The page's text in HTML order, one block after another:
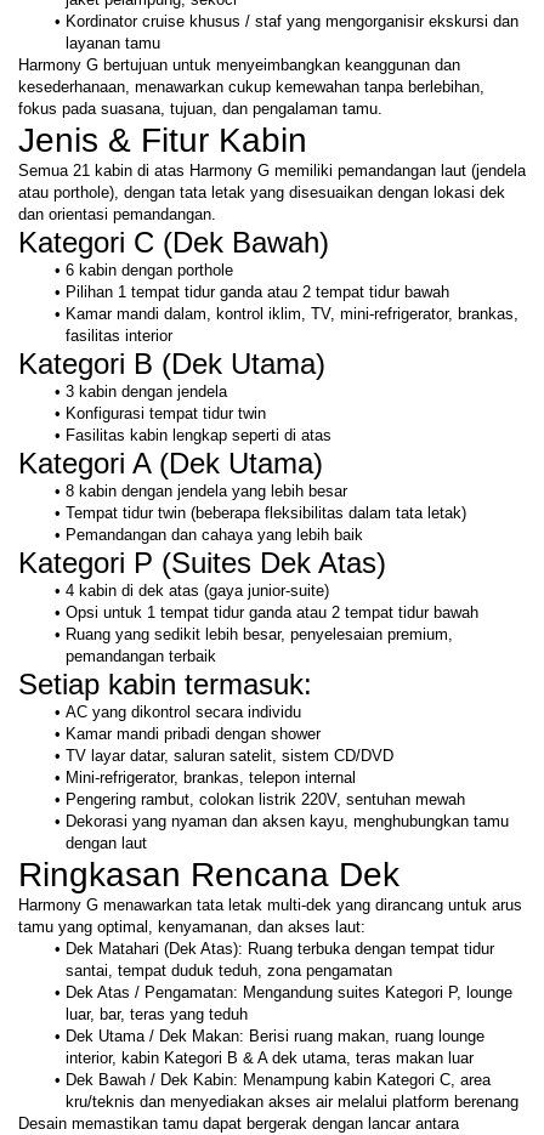
Kordinator cruise khusus / staf yang mengorganisir ekskursi dan
layanan tamu
Harmony G bertujuan untuk menyeimbangkan keanggunan dan
kesederhanaan, menawarkan cukup kemewahan tanpa berlebihan,
fokus pada suasana, tujuan, dan pengalaman tamu.
Jenis & Fitur Kabin
Semua 21 kabin di atas Harmony G memiliki pemandangan laut (jendela
atau porthole), dengan tata letak yang disesuaikan dengan lokasi dek
dan orientasi pemandangan.
Kategori C (Dek Bawah)
6 kabin dengan porthole
Pilihan 1 tempat tidur ganda atau 2 tempat tidur bawah
Kamar mandi dalam, kontrol iklim, TV, mini-refrigerator, brankas,
fasilitas interior
Kategori B (Dek Utama)
3 kabin dengan jendela
Konfigurasi tempat tidur twin
Fasilitas kabin lengkap seperti di atas
Kategori A (Dek Utama)
8 kabin dengan jendela yang lebih besar
Tempat tidur twin (beberapa fleksibilitas dalam tata letak)
Pemandangan dan cahaya yang lebih baik
Kategori P (Suites Dek Atas)
4 kabin di dek atas (gaya junior-suite)
Opsi untuk 1 tempat tidur ganda atau 2 tempat tidur bawah
Ruang yang sedikit lebih besar, penyelesaian premium,
pemandangan terbaik
Setiap kabin termasuk:
AC yang dikontrol secara individu
Kamar mandi pribadi dengan shower
TV layar datar, saluran satelit, sistem CD/DVD
Mini-refrigerator, brankas, telepon internal
Pengering rambut, colokan listrik 220V, sentuhan mewah
Dekorasi yang nyaman dan aksen kayu, menghubungkan tamu
dengan laut
Ringkasan Rencana Dek
Harmony G menawarkan tata letak multi-dek yang dirancang untuk arus
tamu yang optimal, kenyamanan, dan akses laut:
Dek Matahari (Dek Atas): Ruang terbuka dengan tempat tidur
santai, tempat duduk teduh, zona pengamatan
Dek Atas / Pengamatan: Mengandung suites Kategori P, lounge
luar, bar, teras yang teduh
Dek Utama / Dek Makan: Berisi ruang makan, ruang lounge
interior, kabin Kategori B & A dek utama, teras makan luar
Dek Bawah / Dek Kabin: Menampung kabin Kategori C, area
kru/teknis dan menyediakan akses air melalui platform berenang
Desain memastikan tamu dapat bergerak dengan lancar antara